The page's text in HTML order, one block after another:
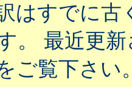
はすでに古
。 最近更
ご覧下さい